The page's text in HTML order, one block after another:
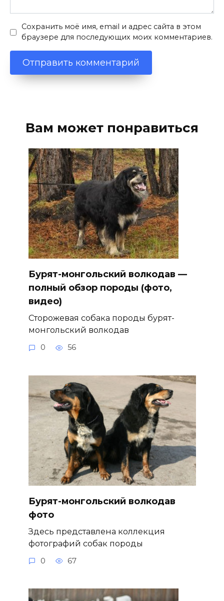
Сохранить моё имя, email и адрес сайта в этом
браузере для последующих моих комментариев.
Вам может понравиться
Бурят-монгольский волкодав —
полный обзор породы (фото,
видео)
Сторожевая собака породы бурят-
монгольский волкодав
0 56
Бурят-монгольский волкодав
фото
Здесь представлена коллекция
фотографий собак породы
0 67